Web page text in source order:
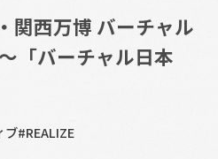
関西万博 バーチャル
「バーチャル日本
ブ#REALIZE